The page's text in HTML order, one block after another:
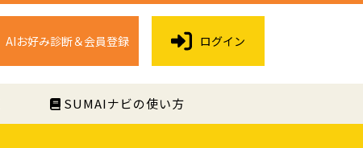
AIお好み診断＆会員登録 ログイン
SUMAIナビの使い方